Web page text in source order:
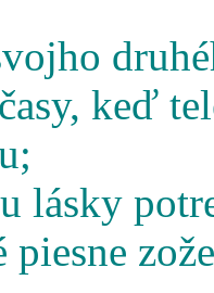
časy, keď
lásky